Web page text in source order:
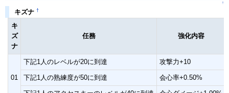
↑
キズナ †
キ
ズ
ナ
任務 強化内容
01
下記1人のレベルが20に到達 攻撃力+10
下記1人の熟練度が50に到達 会心率+0.50%